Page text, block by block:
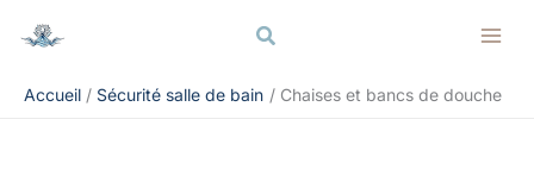
Rechercher
Accueil Sécurité salle de bain Chaises et bancs de douche